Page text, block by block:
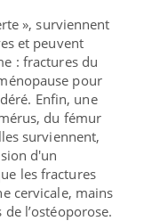
», surviennent
et peuvent
: fractures du
pour
Enfin, une
du fémur
surviennent,
d'un
les fractures
cervicale, mains
l’ostéoporose.